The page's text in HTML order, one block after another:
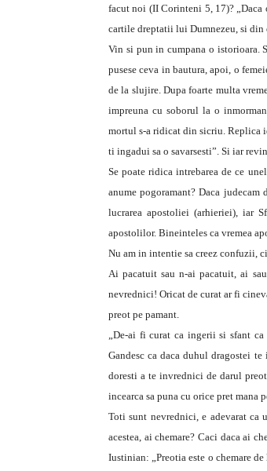
facut noi (II Corinteni 5, 17)? „Daca
cartile dreptatii lui Dumnezeu, si
Vin si pun in cumpana o istorioara.
pusese ceva in bautura, apoi, o
de la slujire. Dupa foarte multa
impreuna cu soborul la o
mortul s-a ridicat din sicriu. Replica
ti ingadui sa o savarsesti”. Si iar
Se poate ridica intrebarea de ce
anume pogoramant? Daca
lucrarea apostoliei (arhieriei), iar
apostolilor. Bineinteles ca vremea
Nu am in intentie sa creez confuzii,
Ai pacatuit sau n-ai pacatuit, ai
nevrednici! Oricat de curat ar fi
preot pe pamant.
„De-ai fi curat ca ingerii si sfant
Gandesc ca daca duhul dragostei
doresti a te invrednici de darul
incearca sa puna cu orice pret mana
Toti sunt nevrednici, e adevarat
acestea, ai chemare? Caci daca ai
Iustinian: „Preotia este o chemare